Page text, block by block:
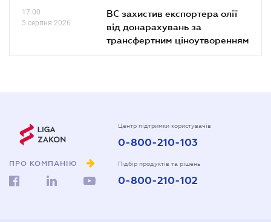
17.00
5 серпня 2026
ВС захистив експортера олії
від донарахувань за
трансфертним ціноутворенням
ПРО КОМПАНІЮ
Центр підтримки користувачів
0-800-210-103
Підбір продуктів та рішень
0-800-210-102